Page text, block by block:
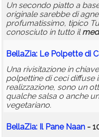
Un secondo piatto a
originale sarebbe di
profumatissimo, tipico
conosciuto in tutto il
BellaZia: Le Polpette di
Una rivisitazione in
polpettine di ceci diffuse
realizzazione, sono un
qualche salsa o anche
vegetariano.
BellaZia: Il Pane Naan -